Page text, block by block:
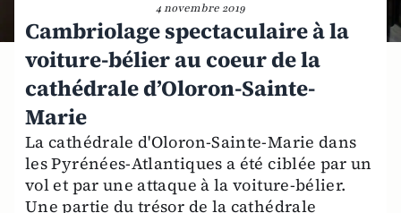
4 novembre 2019
Cambriolage spectaculaire à la
voiture-bélier au coeur de la
cathédrale d’Oloron-Sainte-
Marie
La cathédrale d'Oloron-Sainte-Marie dans
les Pyrénées-Atlantiques a été ciblée par un
vol et par une attaque à la voiture-bélier.
Une partie du trésor de la cathédrale